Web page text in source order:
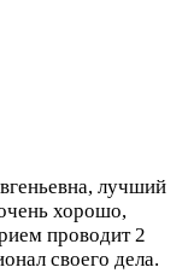
лучший
хорошо,
проводит 2
своего дела.